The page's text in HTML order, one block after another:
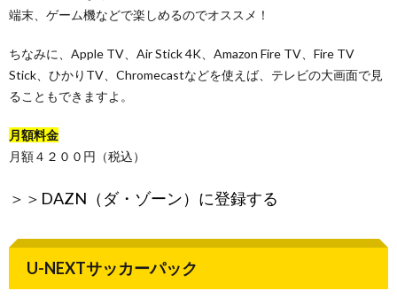
端末、ゲーム機などで楽しめるのでオススメ！
ちなみに、Apple TV、Air Stick 4K、Amazon Fire TV、Fire TV
Stick、ひかりTV、Chromecastなどを使えば、テレビの大画面で見
ることもできますよ。
月額料金
月額４２００円（税込）
＞＞ DAZN（ダ・ゾーン）に登録する
U-NEXTサッカーパック